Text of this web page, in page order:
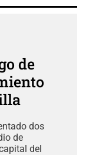
de
dos
de
del